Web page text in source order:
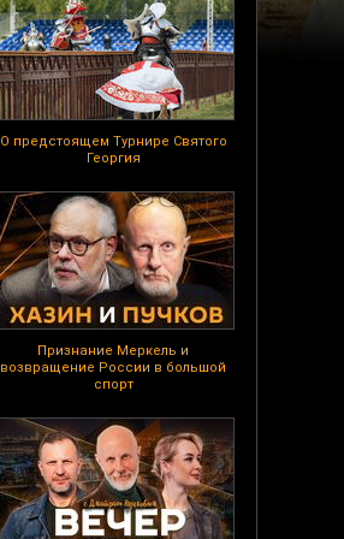
О предстоящем Турнире Святого
Георгия
Признание Меркель и
возвращение России в большой
спорт